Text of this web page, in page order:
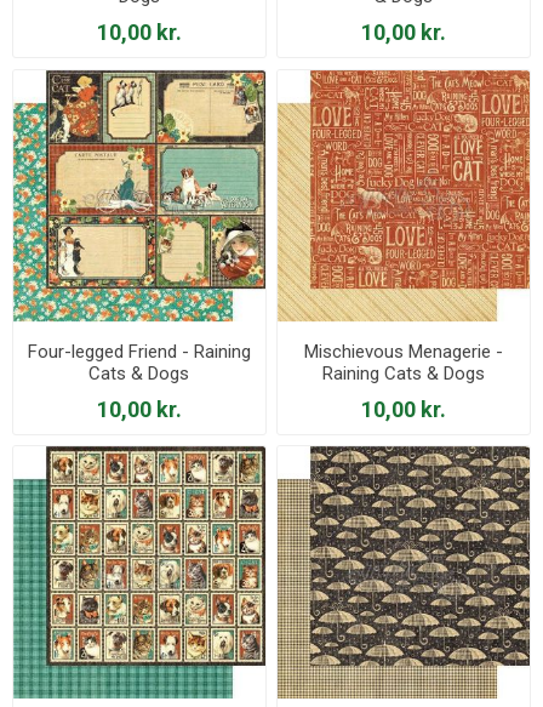
10,00 kr. 10,00 kr.
Four-legged Friend - Raining
Cats & Dogs
10,00 kr.
Mischievous Menagerie -
Raining Cats & Dogs
10,00 kr.